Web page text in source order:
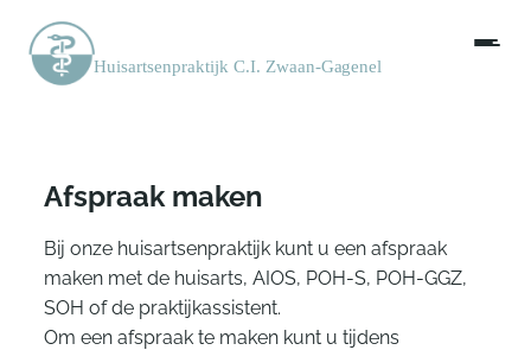
Afspraak maken
Bij onze huisartsenpraktijk kunt u een afspraak
maken met de huisarts, AIOS, POH-S, POH-GGZ,
SOH of de praktijkassistent.
Om een afspraak te maken kunt u tijdens